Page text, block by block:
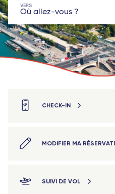
VERS
Où allez-vous ?
CHECK-IN
MODIFIER MA
SUIVI DE VOL